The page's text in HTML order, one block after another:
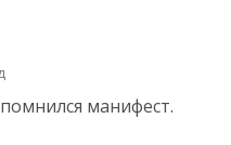
манифест.